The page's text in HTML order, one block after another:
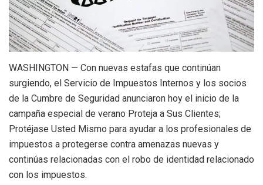
WASHINGTON — Con nuevas estafas que continúan
surgiendo, el Servicio de Impuestos Internos y los socios
de la Cumbre de Seguridad anunciaron hoy el inicio de la
campaña especial de verano Proteja a Sus Clientes;
Protéjase Usted Mismo para ayudar a los profesionales de
impuestos a protegerse contra amenazas nuevas y
continúas relacionadas con el robo de identidad relacionado
con los impuestos.